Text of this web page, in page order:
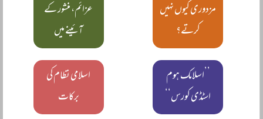
مزدوری کیوں نہیں
کرتے؟
عزائم، منشور کے
آئینے میں
’’اسلامک ہوم
اسٹڈی کورس‘‘
اسلامی نظام کی
برکات